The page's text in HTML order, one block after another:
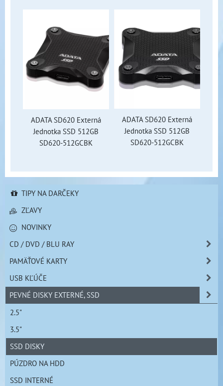
ADATA SD620 Externá
Jednotka SSD 512GB
SD620-512GCBK
ADATA SD620 Externá
Jednotka SSD 512GB
SD620-512GCBK
TIPY NA DARČEKY
ZĽAVY
NOVINKY
CD / DVD / BLU RAY
PAMÄŤOVÉ KARTY
USB KĽÚČE
PEVNÉ DISKY EXTERNÉ, SSD
2.5"
3.5"
SSD DISKY
PÚZDRO NA HDD
SSD INTERNÉ